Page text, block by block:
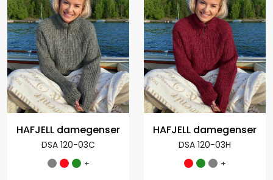
HAFJELL damegenser
DSA 120-03C
+
HAFJELL damegenser
DSA 120-03H
+